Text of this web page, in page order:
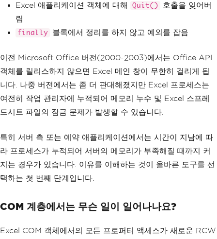
Excel 애플리케이션 객체에 대해
Quit()
호출을 잊어버
림
finally 블록에서 정리를 하지 않고 예외를 잡음
이전 Microsoft Office 버전(2000-2003)에서는 Office API
객체를 릴리스하지 않으면 Excel 메인 창이 무한히 걸리게 됩
니다. 나중 버전에서는 좀 더 관대해졌지만 Excel 프로세스는
여전히 작업 관리자에 누적되어 메모리 누수 및 Excel 스프레
드시트 파일의 잠금 문제가 발생할 수 있습니다.
특히 서버 측 또는 예약 애플리케이션에서는 시간이 지남에 따
라 프로세스가 누적되어 서버의 메모리가 부족해질 때까지 커
지는 경우가 있습니다. 이유를 이해하는 것이 올바른 도구를 선
택하는 첫 번째 단계입니다.
COM 계층에서는 무슨 일이 일어나나요?
Excel COM 객체에서의 모든 프로퍼티 액세스가 새로운 RCW